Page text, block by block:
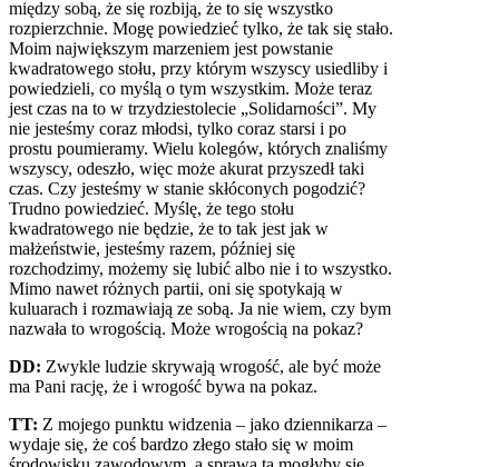
między sobą, że się rozbiją, że to się wszystko
rozpierzchnie. Mogę powiedzieć tylko, że tak się stało.
Moim największym marzeniem jest powstanie
kwadratowego stołu, przy którym wszyscy usiedliby i
powiedzieli, co myślą o tym wszystkim. Może teraz
jest czas na to w trzydziestolecie „Solidarności”. My
nie jesteśmy coraz młodsi, tylko coraz starsi i po
prostu poumieramy. Wielu kolegów, których znaliśmy
wszyscy, odeszło, więc może akurat przyszedł taki
czas. Czy jesteśmy w stanie skłóconych pogodzić?
Trudno powiedzieć. Myślę, że tego stołu
kwadratowego nie będzie, że to tak jest jak w
małżeństwie, jesteśmy razem, później się
rozchodzimy, możemy się lubić albo nie i to wszystko.
Mimo nawet różnych partii, oni się spotykają w
kuluarach i rozmawiają ze sobą. Ja nie wiem, czy bym
nazwała to wrogością. Może wrogością na pokaz?
DD: Zwykle ludzie skrywają wrogość, ale być może
ma Pani rację, że i wrogość bywa na pokaz.
TT: Z mojego punktu widzenia – jako dziennikarza –
wydaje się, że coś bardzo złego stało się w moim